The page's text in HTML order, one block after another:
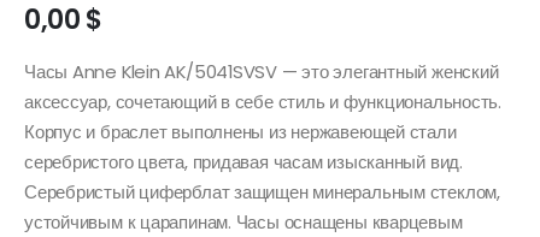
0,00$
​Часы Anne Klein AK/5041SVSV — это элегантный женский
аксессуар, сочетающий в себе стиль и функциональность.
Корпус и браслет выполнены из нержавеющей стали
серебристого цвета, придавая часам изысканный вид.
Серебристый циферблат защищен минеральным стеклом,
устойчивым к царапинам. Часы оснащены кварцевым